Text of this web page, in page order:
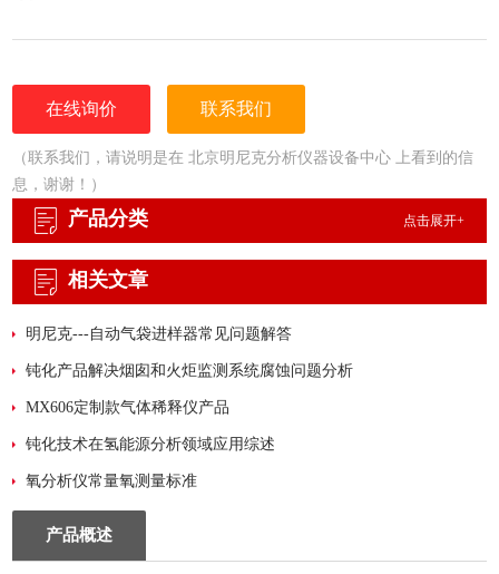
在线询价 联系我们
（联系我们，请说明是在 北京明尼克分析仪器设备中心 上看到的信
息，谢谢！）
产品分类 点击展开+
相关文章
明尼克---自动气袋进样器常见问题解答
钝化产品解决烟囱和火炬监测系统腐蚀问题分析
MX606定制款气体稀释仪产品
钝化技术在氢能源分析领域应用综述
氧分析仪常量氧测量标准
产品概述